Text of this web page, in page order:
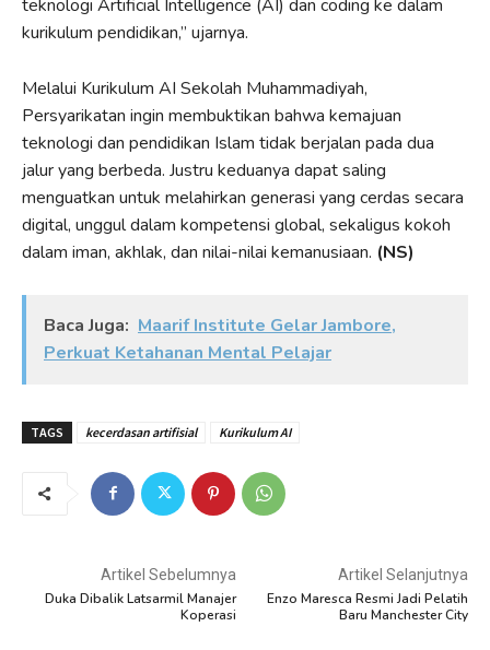
teknologi Artificial Intelligence (AI) dan coding ke dalam
kurikulum pendidikan,” ujarnya.
Melalui Kurikulum AI Sekolah Muhammadiyah,
Persyarikatan ingin membuktikan bahwa kemajuan
teknologi dan pendidikan Islam tidak berjalan pada dua
jalur yang berbeda. Justru keduanya dapat saling
menguatkan untuk melahirkan generasi yang cerdas secara
digital, unggul dalam kompetensi global, sekaligus kokoh
dalam iman, akhlak, dan nilai-nilai kemanusiaan. (NS)
Baca Juga: Maarif Institute Gelar Jambore,
Perkuat Ketahanan Mental Pelajar
TAGS kecerdasan artifisial Kurikulum AI
Artikel Sebelumnya
Duka Dibalik Latsarmil Manajer
Koperasi
Artikel Selanjutnya
Enzo Maresca Resmi Jadi Pelatih
Baru Manchester City